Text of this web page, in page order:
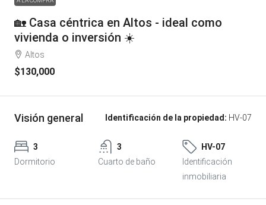
🏡 Casa céntrica en Altos - ideal como
vivienda o inversión ☀️
Altos
$130,000
Visión general Identificación de la propiedad: HV-07
3
Dormitorio
3
Cuarto de baño
HV-07
Identificación
inmobiliaria